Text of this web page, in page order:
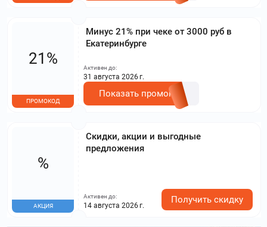
Минус 21% при чеке от 3000 руб в
Екатеринбурге
21%
ПРОМОКОД
Активен до:
31 августа 2026 г.
Показать промокод
Скидки, акции и выгодные
предложения
%
АКЦИЯ
Активен до:
14 августа 2026 г.
Получить скидку